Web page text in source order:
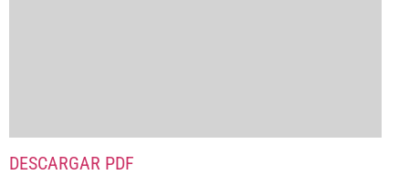
DESCARGAR PDF